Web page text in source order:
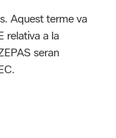
Aquest terme va
relativa a la
seran
valoracions és de 0